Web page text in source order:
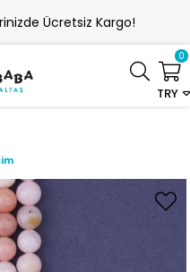
Ücretsiz Kargo!
TRY
0